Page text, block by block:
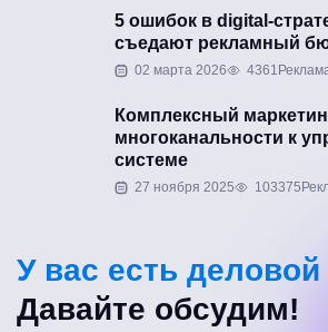
5 ошибок в digital-
съедают рекламный
02 марта 2026 4361
Комплексный
многоканальности к
системе
27 ноября 2025 103375
У вас есть деловой
Давайте обсудим!